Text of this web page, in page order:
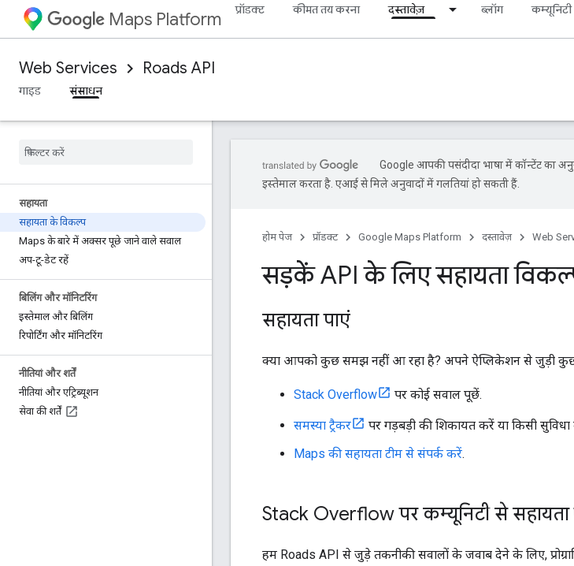
Maps Platform प्रॉडक्ट कीमत तय करना दस्तावेज़ ब्लॉग कम्यूनिटी
Web Services Roads API
गाइड
संसाधन
सहायता
सहायता के विकल्प
Maps के बारे में अक्सर पूछे जाने वाले सवाल
अप-टू-डेट रहें
बिलिंग और मॉनिटरिंग
इस्तेमाल और बिलिंग
रिपोर्टिंग और मॉनिटरिंग
नीतियां और शर्तें
नीतियां और एट्रिब्यूशन
सेवा की शर्तें
Google आपकी पसंदीदा भाषा में कॉन्टेंट का
इस्तेमाल करता है. एआई से मिले अनुवादों में गलतियां हो सकती हैं.
होम पेज प्रॉडक्ट Google Maps Platform दस्तावेज़ Web
सड़कें API के लिए सहायता
सहायता पाएं
क्या आपको कुछ समझ नहीं आ रहा है? अपने ऐप्लिकेशन से जुड़ी
Stack Overflow पर कोई सवाल पूछें.
समस्या ट्रैकर
पर गड़बड़ी की शिकायत करें या किसी
Maps की सहायता टीम से संपर्क करें.
Stack Overflow पर कम्यूनिटी से सहायता
हम Roads API से जुड़े तकनीकी सवालों के जवाब देने के लिए,